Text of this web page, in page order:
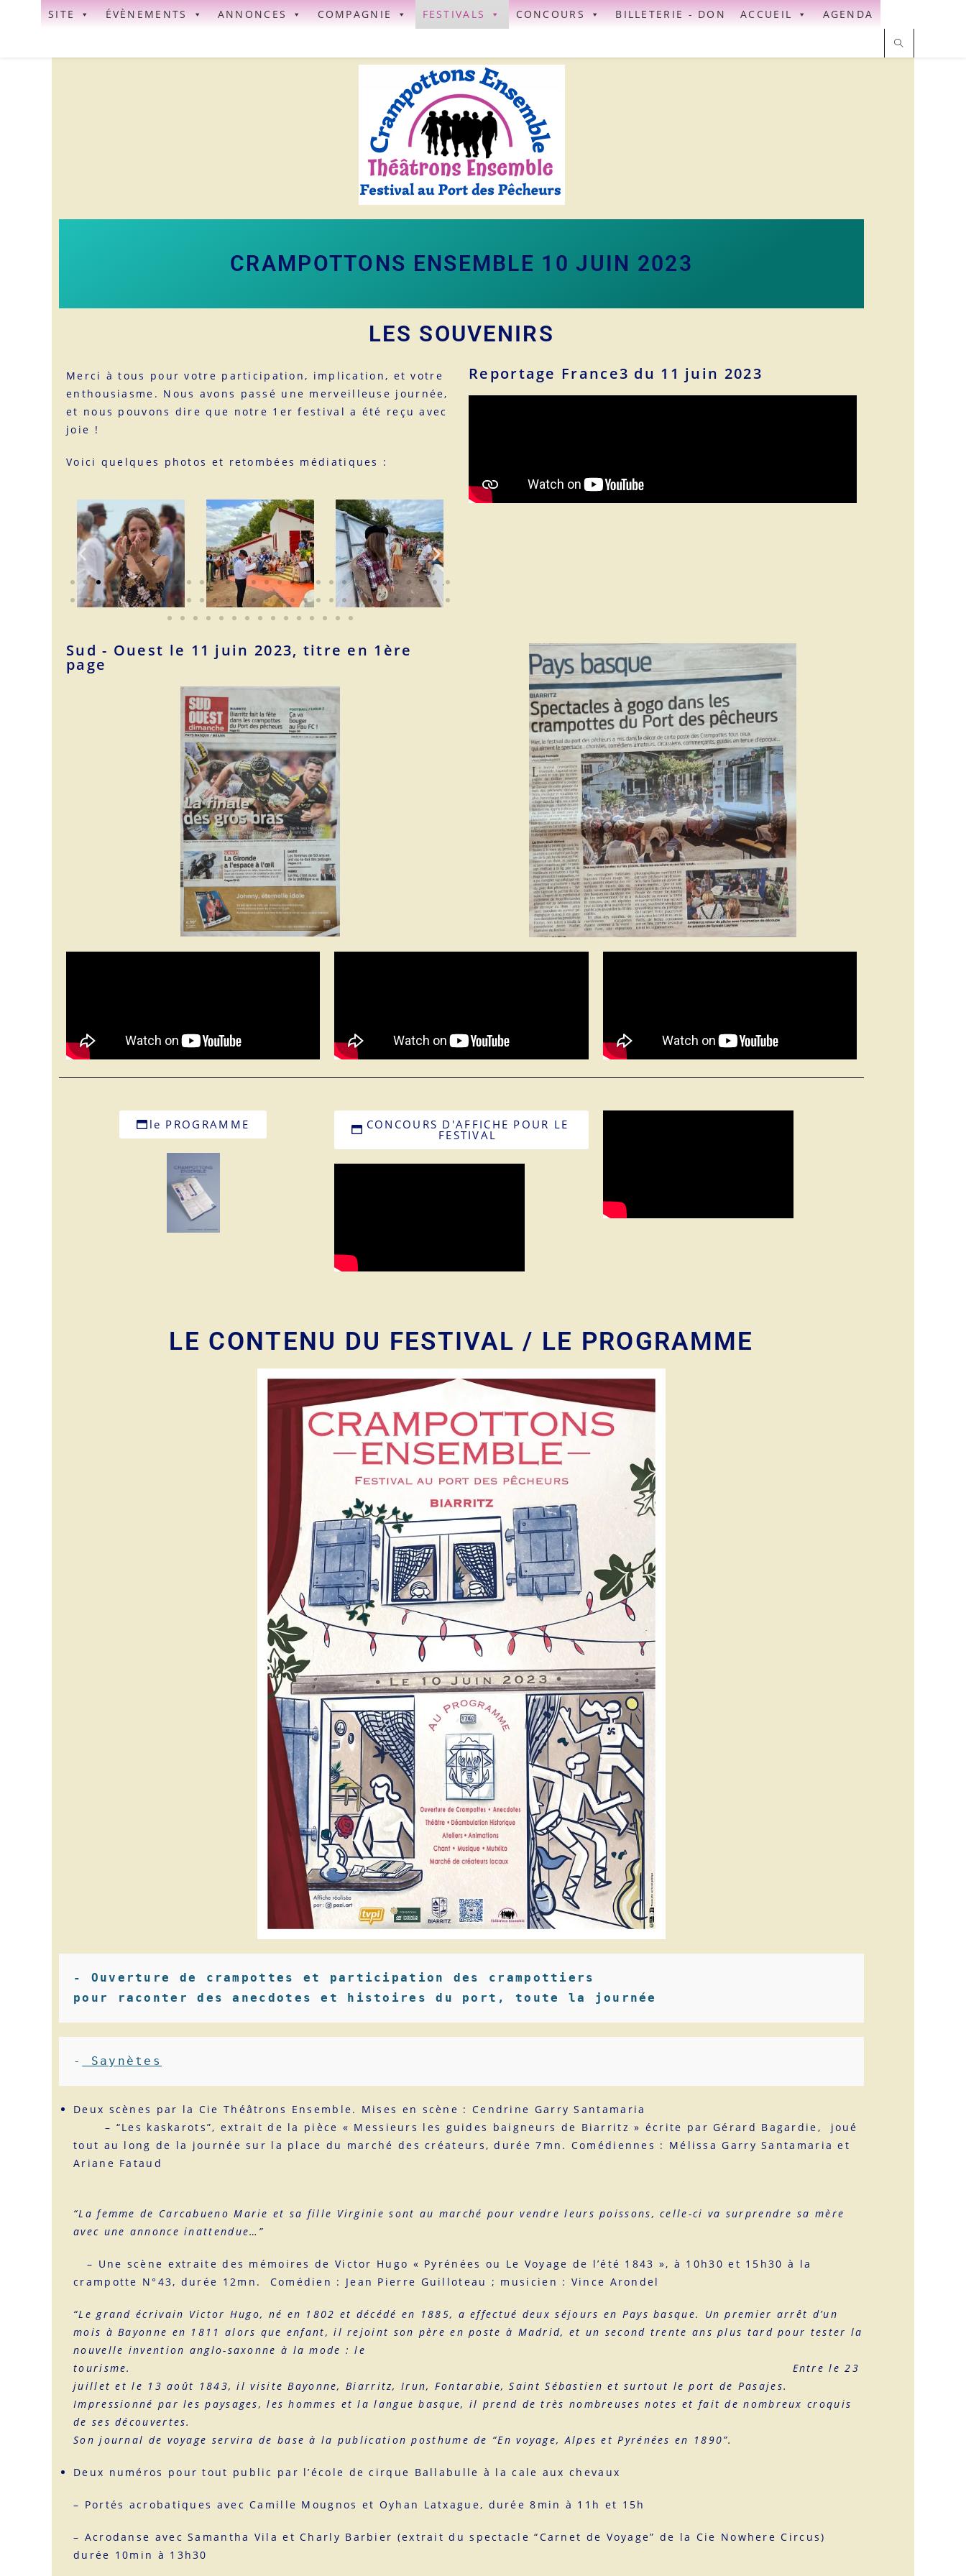
SITE ÉVÈNEMENTS ANNONCES COMPAGNIE FESTIVALS CONCOURS BILLETERIE - DON ACCUEIL AGENDA
CRAMPOTTONS ENSEMBLE 10 JUIN 2023
LES SOUVENIRS
Merci à tous pour votre participation, implication, et votre
enthousiasme. Nous avons passé une merveilleuse journée,
et nous pouvons dire que notre 1er festival a été reçu avec
joie !
Voici quelques photos et retombées médiatiques :
Reportage France3 du 11 juin 2023
Sud - Ouest le 11 juin 2023, titre en 1ère
page
le PROGRAMME CONCOURS D'AFFICHE POUR LE
FESTIVAL
LE CONTENU DU FESTIVAL / LE PROGRAMME
- Ouverture de crampottes et participation des crampottiers
pour raconter des anecdotes et histoires du port, toute la journée
- Saynètes
Deux scènes par la Cie Théâtrons Ensemble. Mises en scène : Cendrine Garry Santamaria
– “Les kaskarots”, extrait de la pièce « Messieurs les guides baigneurs de Biarritz » écrite par Gérard Bagardie, joué
tout au long de la journée sur la place du marché des créateurs, durée 7mn. Comédiennes : Mélissa Garry Santamaria et
Ariane Fataud
“La femme de Carcabueno Marie et sa fille Virginie sont au marché pour vendre leurs poissons, celle-ci va surprendre sa mère
avec une annonce inattendue…”
– Une scène extraite des mémoires de Victor Hugo « Pyrénées ou Le Voyage de l’été 1843 », à 10h30 et 15h30 à la
crampotte N°43, durée 12mn. Comédien : Jean Pierre Guilloteau ; musicien : Vince Arondel
“Le grand écrivain Victor Hugo, né en 1802 et décédé en 1885, a effectué deux séjours en Pays basque. Un premier arrêt d’un
mois à Bayonne en 1811 alors que enfant, il rejoint son père en poste à Madrid, et un second trente ans plus tard pour tester la
nouvelle invention anglo-saxonne à la mode : le
tourisme. Entre le 23
juillet et le 13 août 1843, il visite Bayonne, Biarritz, Irun, Fontarabie, Saint Sébastien et surtout le port de Pasajes.
Impressionné par les paysages, les hommes et la langue basque, il prend de très nombreuses notes et fait de nombreux croquis
de ses découvertes.
Son journal de voyage servira de base à la publication posthume de “En voyage, Alpes et Pyrénées en 1890”.
Deux numéros pour tout public par l’école de cirque Ballabulle à la cale aux chevaux
– Portés acrobatiques avec Camille Mougnos et Oyhan Latxague, durée 8min à 11h et 15h
– Acrodanse avec Samantha Vila et Charly Barbier (extrait du spectacle “Carnet de Voyage” de la Cie Nowhere Circus)
durée 10min à 13h30